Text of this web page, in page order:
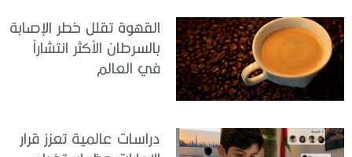
القهوة تقلل خطر الإصابة
بالسرطان الأكثر انتشاراً
في العالم
دراسات عالمية تعزز قرار